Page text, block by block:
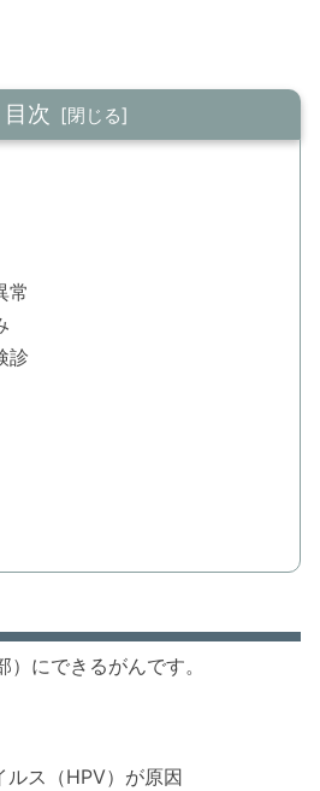
目次
常
診
にできるがんです。
ルス（HPV）が原因